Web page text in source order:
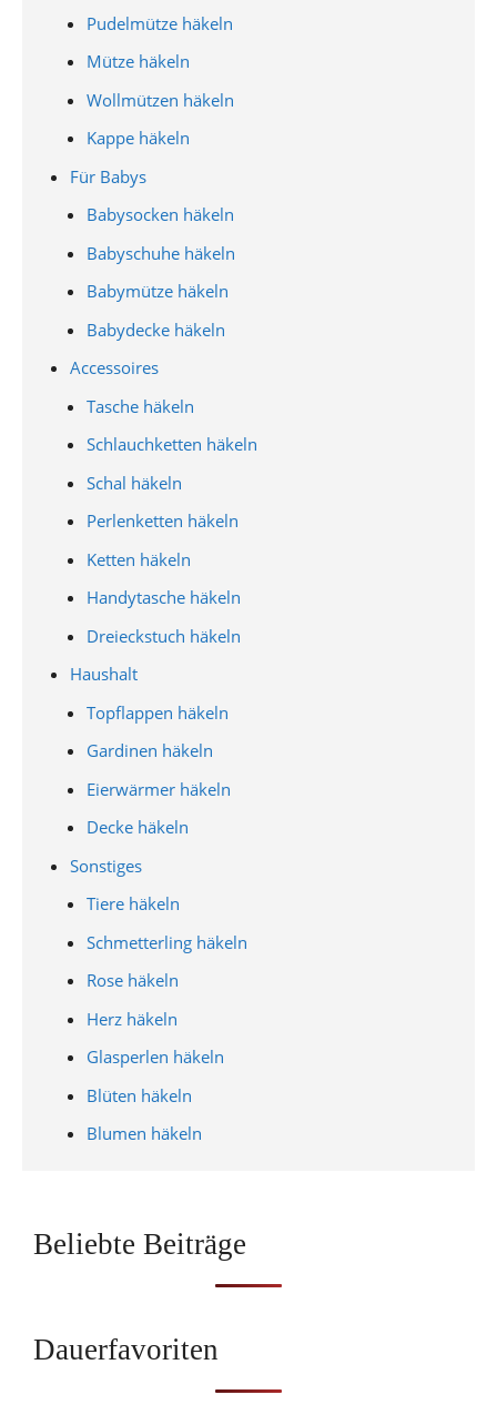
Pudelmütze häkeln
Mütze häkeln
Wollmützen häkeln
Kappe häkeln
Für Babys
Babysocken häkeln
Babyschuhe häkeln
Babymütze häkeln
Babydecke häkeln
Accessoires
Tasche häkeln
Schlauchketten häkeln
Schal häkeln
Perlenketten häkeln
Ketten häkeln
Handytasche häkeln
Dreieckstuch häkeln
Haushalt
Topflappen häkeln
Gardinen häkeln
Eierwärmer häkeln
Decke häkeln
Sonstiges
Tiere häkeln
Schmetterling häkeln
Rose häkeln
Herz häkeln
Glasperlen häkeln
Blüten häkeln
Blumen häkeln
Beliebte Beiträge
Dauerfavoriten